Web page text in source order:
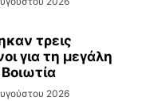
τρεις
για τη μεγάλη
2026